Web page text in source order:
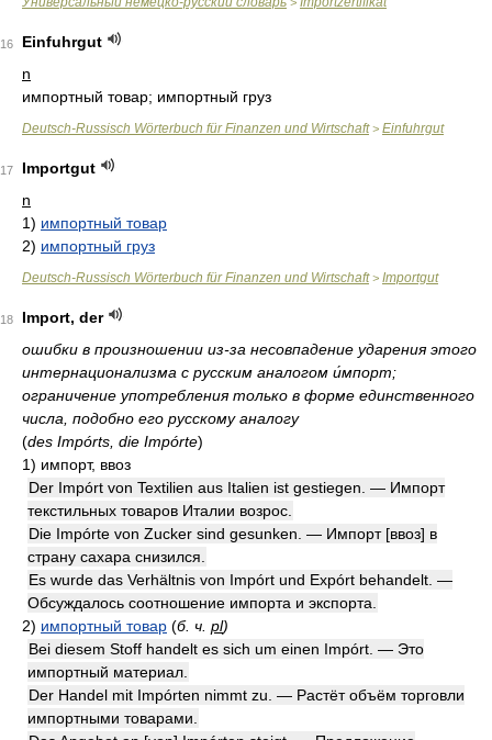
16
Einfuhrgut
n
импортный товар; импортный груз
Deutsch-Russisch Wörterbuch für Finanzen und Wirtschaft> Einfuhrgut
17
Importgut
n
1) импортный товар
2) импортный груз
Deutsch-Russisch Wörterbuch für Finanzen und Wirtschaft> Importgut
18
Import, der
ошибки в произношении из-за несовпадение ударения этого
интернационализма с русским аналогом и́мпорт;
ограничение употребления только в форме единственного
числа, подобно его русскому аналогу
(des Impórts, die Impórte)
1) импорт, ввоз
Der Impórt von Textilien aus Italien ist gestiegen. — Импорт
текстильных товаров Италии возрос.
Die Impórte von Zucker sind gesunken. — Импорт [ввоз] в
страну сахара снизился.
Es wurde das Verhältnis von Impórt und Expórt behandelt. —
Обсуждалось соотношение импорта и экспорта.
2) импортный товар (б. ч. pl)
Bei diesem Stoff handelt es sich um einen Impórt. — Это
импортный материал.
Der Handel mit Impórten nimmt zu. — Растёт объём торговли
импортными товарами.